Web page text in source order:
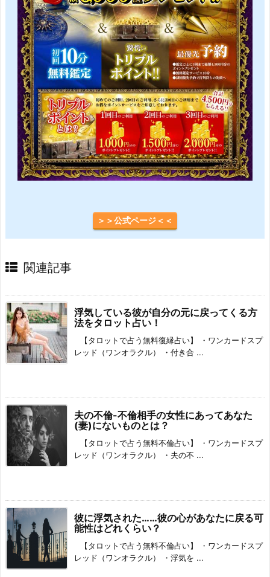
＞＞公式ページ＜＜
関連記事
浮気している彼が自分の元に戻ってくる方
法をタロット占い！
【タロットで占う無料復縁占い】 ・ワンカードスプ
レッド（ワンオラクル） ・付き合 ...
夫の不倫-不倫相手の女性にあってあなた
(妻)にないものとは？
【タロットで占う無料不倫占い】 ・ワンカードスプ
レッド（ワンオラクル） ・夫の不 ...
彼に浮気された……彼の心があなたに戻る可
能性はどれくらい？
【タロットで占う無料不倫占い】 ・ワンカードスプ
レッド（ワンオラクル） ・浮気を ...